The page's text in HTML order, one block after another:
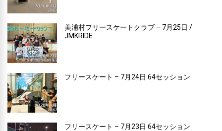
美浦村フリースケートクラブ – 7月25日 /
JMKRIDE
フリースケート – 7月24日 64セッション
フリースケート – 7月23日 64セッション